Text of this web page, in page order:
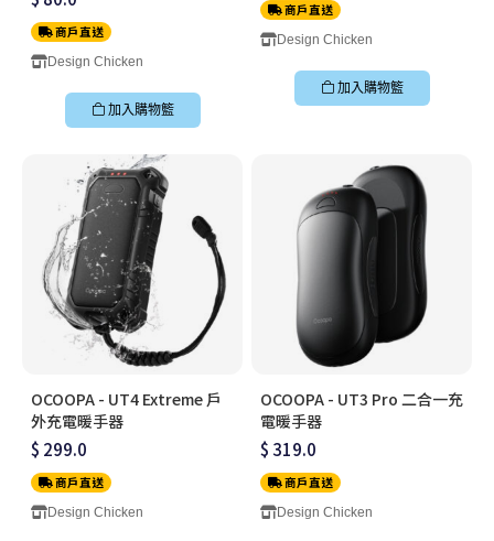
商戶直送
Design Chicken
加入購物籃
商戶直送
Design Chicken
加入購物籃
OCOOPA - UT4 Extreme 戶
外充電暖手器
$ 299.0
商戶直送
Design Chicken
OCOOPA - UT3 Pro 二合一充
電暖手器
$ 319.0
商戶直送
Design Chicken